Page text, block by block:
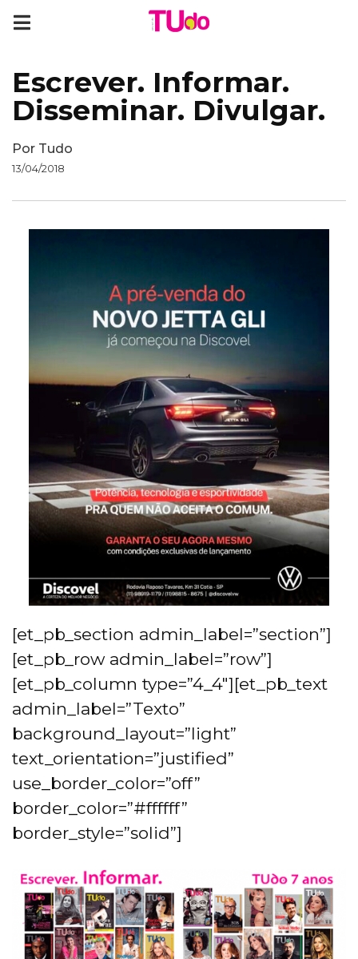
Escrever. Informar.
Disseminar. Divulgar.
Por Tudo
13/04/2018
[et_pb_section admin_label=”section”]
[et_pb_row admin_label=”row”]
[et_pb_column type=”4_4″][et_pb_text
admin_label=”Texto”
background_layout=”light”
text_orientation=”justified”
use_border_color=”off”
border_color=”#ffffff”
border_style=”solid”]